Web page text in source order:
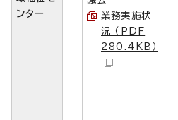
ンター
業務実施状
況 （PDF
280.4KB）